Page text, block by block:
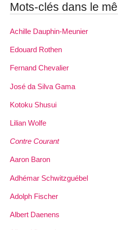
Mots-clés dans le
Achille Dauphin­-Meunier
Edouard Rothen
Fernand Chevalier
José da Silva Gama
Kotoku Shusui
Lilian Wolfe
Contre Courant
Aaron Baron
Adhémar Schwitzguébel
Adolph Fischer
Albert Daenens